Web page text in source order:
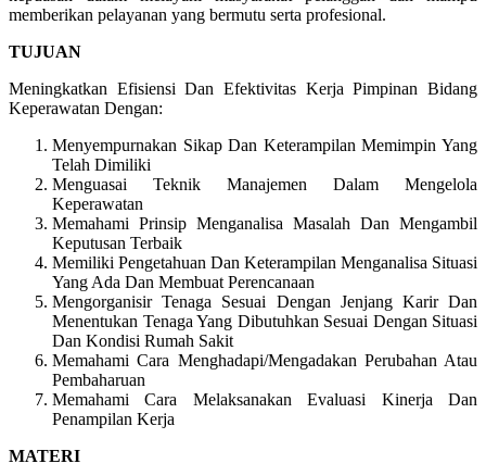
memberikan pelayanan yang bermutu serta profesional.
TUJUAN
Meningkatkan Efisiensi Dan Efektivitas Kerja Pimpinan Bidang
Keperawatan Dengan:
Menyempurnakan Sikap Dan Keterampilan Memimpin Yang
Telah Dimiliki
Menguasai Teknik Manajemen Dalam Mengelola
Keperawatan
Memahami Prinsip Menganalisa Masalah Dan Mengambil
Keputusan Terbaik
Memiliki Pengetahuan Dan Keterampilan Menganalisa Situasi
Yang Ada Dan Membuat Perencanaan
Mengorganisir Tenaga Sesuai Dengan Jenjang Karir Dan
Menentukan Tenaga Yang Dibutuhkan Sesuai Dengan Situasi
Dan Kondisi Rumah Sakit
Memahami Cara Menghadapi/Mengadakan Perubahan Atau
Pembaharuan
Memahami Cara Melaksanakan Evaluasi Kinerja Dan
Penampilan Kerja
MATERI